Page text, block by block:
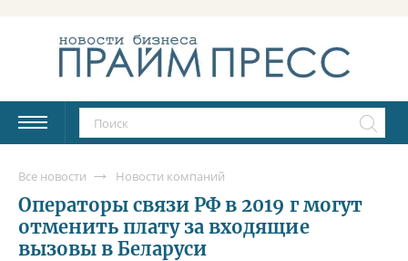
Все новости Новости компаний
Операторы связи РФ в 2019 г могут
отменить плату за входящие
вызовы в Беларуси